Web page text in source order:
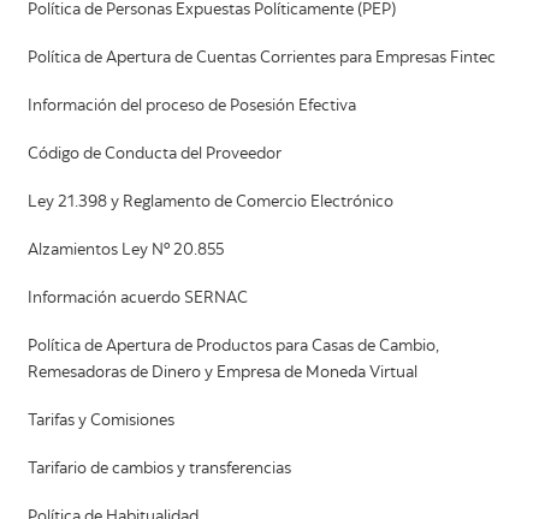
Política de Personas Expuestas Políticamente (PEP)
Política de Apertura de Cuentas Corrientes para Empresas Fintec
Información del proceso de Posesión Efectiva
Código de Conducta del Proveedor
Ley 21.398 y Reglamento de Comercio Electrónico
Alzamientos Ley Nº 20.855
Información acuerdo SERNAC
Política de Apertura de Productos para Casas de Cambio,
Remesadoras de Dinero y Empresa de Moneda Virtual
Tarifas y Comisiones
Tarifario de cambios y transferencias